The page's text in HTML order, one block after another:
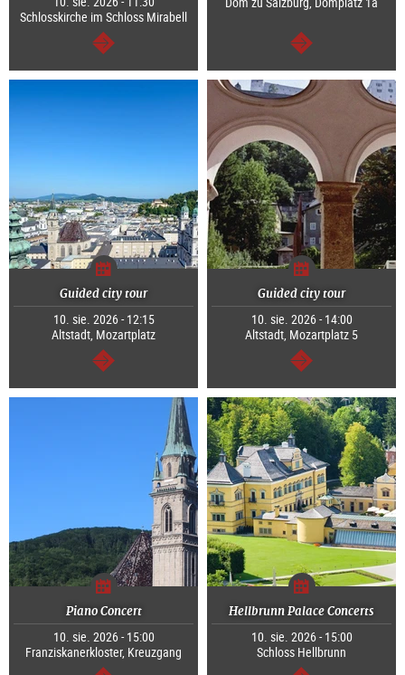
Schlosskirche im Schloss Mirabell
dalej dalej
Guided city tour
10. sie. 2026 - 12:15
Altstadt, Mozartplatz
dalej
Guided city tour
10. sie. 2026 - 14:00
Altstadt, Mozartplatz 5
dalej
Piano Concert
10. sie. 2026 - 15:00
Franziskanerkloster, Kreuzgang
Hellbrunn Palace Concerts
10. sie. 2026 - 15:00
Schloss Hellbrunn